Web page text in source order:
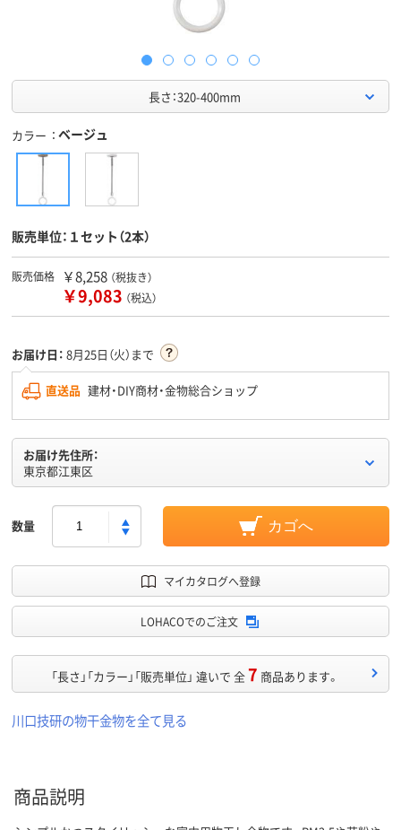
長さ：320-400mm
カラー ベージュ
販売単位：１セット（2本）
販売価格 ￥8,258 （税抜き）
￥9,083 （税込）
お届け日： 8月25日（火）まで
直送品 建材・DIY商材・金物総合ショップ
お届け先住所：
東京都江東区
数量 カゴへ
マイカタログへ登録
LOHACOでのご注文
「長さ」「カラー」「販売単位」 違いで 全7 商品あります。
川口技研の物干金物を全て見る
商品説明